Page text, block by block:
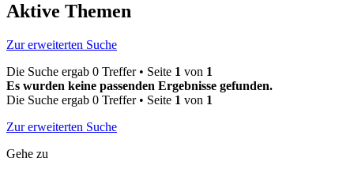
Aktive Themen
Zur erweiterten Suche
Die Suche ergab 0 Treffer • Seite 1 von 1
Es wurden keine passenden Ergebnisse gefunden.
Die Suche ergab 0 Treffer • Seite 1 von 1
Zur erweiterten Suche
Gehe zu